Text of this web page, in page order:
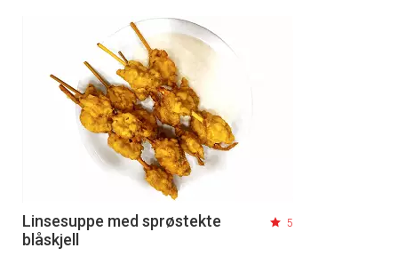
Linsesuppe med sprøstekte
blåskjell
5